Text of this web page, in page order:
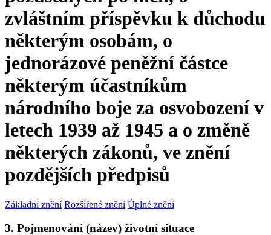
zvláštním příspěvku k důchodu
některým osobám, o
jednorázové peněžní částce
některým účastníkům
národního boje za osvobození v
letech 1939 až 1945 a o změně
některých zákonů, ve znění
pozdějších předpisů
Základní znění Rozšířené znění Úplné znění
3. Pojmenování (název) životní situace